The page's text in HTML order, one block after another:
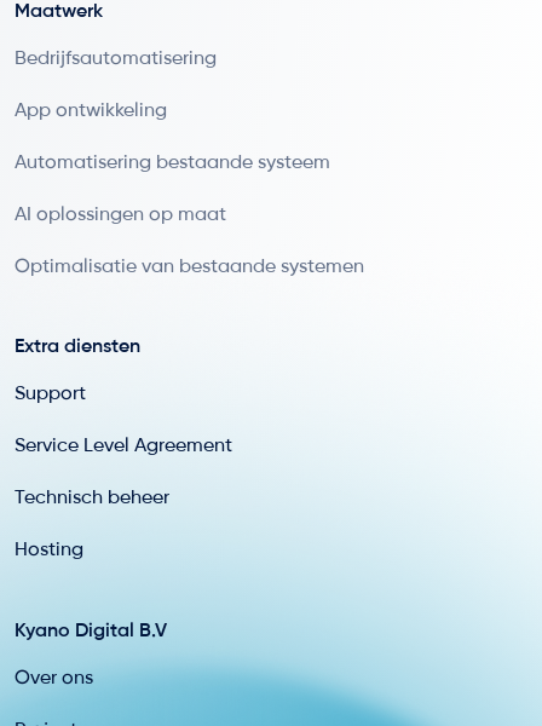
Maatwerk
Bedrijfsautomatisering
App ontwikkeling
Automatisering bestaande systeem
AI oplossingen op maat
Optimalisatie van bestaande systemen
Extra diensten
Support
Service Level Agreement
Technisch beheer
Hosting
Kyano Digital B.V
Over ons